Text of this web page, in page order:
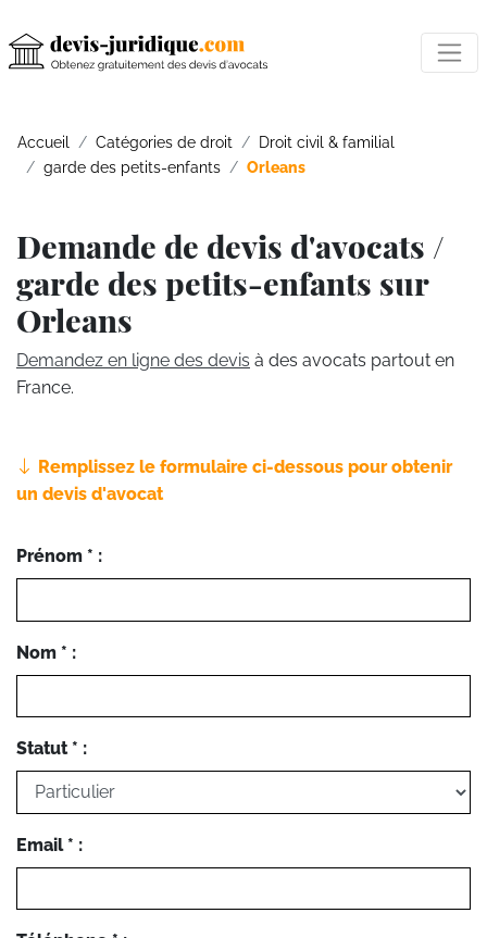
Accueil Catégories de droit
Droit civil & familial
garde des petits-enfants
Orleans
Demande de devis d'avocats /
garde des petits-enfants sur
Orleans
Demandez en ligne des devis à des avocats partout en
France.
Remplissez le formulaire ci-dessous pour obtenir
un devis d'avocat
Prénom * :
Nom * :
Statut * :
Email * :